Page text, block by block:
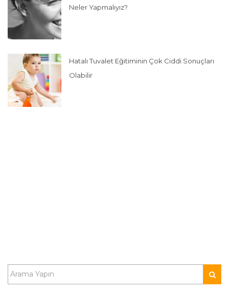
Neler Yapmalıyız?
Hatalı Tuvalet Eğitiminin Çok Ciddi Sonuçları
Olabilir